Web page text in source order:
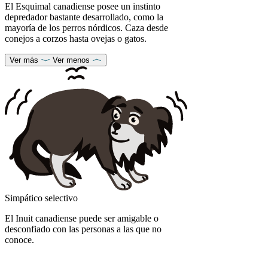
El Esquimal canadiense posee un instinto
depredador bastante desarrollado, como la
mayoría de los perros nórdicos. Caza desde
conejos a corzos hasta ovejas o gatos.
Ver más Ver menos
Simpático selectivo
El Inuit canadiense puede ser amigable o
desconfiado con las personas a las que no
conoce.